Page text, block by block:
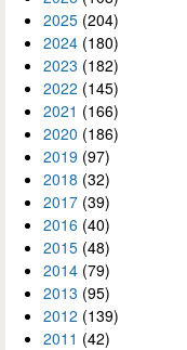
2025 (204)
2024 (180)
2023 (182)
2022 (145)
2021 (166)
2020 (186)
2019 (97)
2018 (32)
2017 (39)
2016 (40)
2015 (48)
2014 (79)
2013 (95)
2012 (139)
2011 (42)